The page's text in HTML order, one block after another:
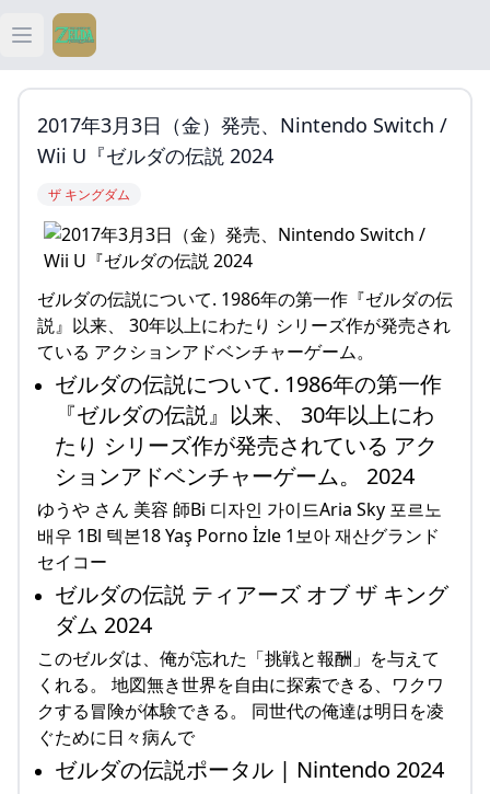
Open main menu
ティアキン
ティアキン 祠
ティアキン 攻略
2017年3月3日（金）発売、Nintendo Switch /
Wii U『ゼルダの伝説 2024
ザ キングダム
ゼルダの伝説について. 1986年の第一作『ゼルダの伝
説』以来、 30年以上にわたり シリーズ作が発売され
ている アクションアドベンチャーゲーム。
ゼルダの伝説について. 1986年の第一作
『ゼルダの伝説』以来、 30年以上にわ
たり シリーズ作が発売されている アク
ションアドベンチャーゲーム。 2024
ゆうや さん 美容 師Bi 디자인 가이드Aria Sky 포르노
배우 1Bl 텍본18 Yaş Porno İzle 1보아 재산グランド
セイコー
ゼルダの伝説 ティアーズ オブ ザ キング
ダム 2024
このゼルダは、俺が忘れた「挑戦と報酬」を与えて
くれる。 地図無き世界を自由に探索できる、ワクワ
クする冒険が体験できる。 同世代の俺達は明日を凌
ぐために日々病んで
ゼルダの伝説ポータル | Nintendo 2024